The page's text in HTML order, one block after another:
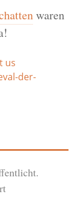
waren
us
der-